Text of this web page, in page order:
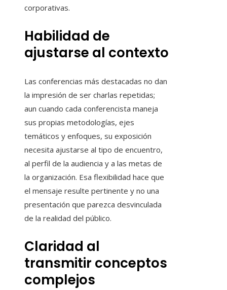
corporativas.
Habilidad de
ajustarse al contexto
Las conferencias más destacadas no dan
la impresión de ser charlas repetidas;
aun cuando cada conferencista maneja
sus propias metodologías, ejes
temáticos y enfoques, su exposición
necesita ajustarse al tipo de encuentro,
al perfil de la audiencia y a las metas de
la organización. Esa flexibilidad hace que
el mensaje resulte pertinente y no una
presentación que parezca desvinculada
de la realidad del público.
Claridad al
transmitir conceptos
complejos